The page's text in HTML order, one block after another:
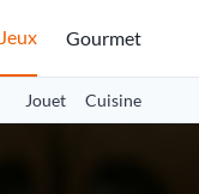
Jeux Gourmet
Jouet Cuisine